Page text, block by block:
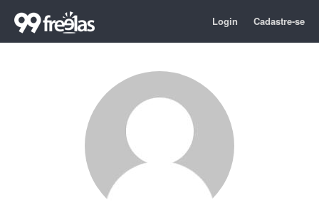
Login Cadastre-se